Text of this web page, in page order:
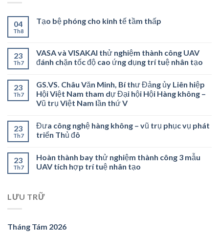
04
Th8
Tạo bệ phóng cho kinh tế tầm thấp
23
Th7
VASA và VISAKAI thử nghiệm thành công UAV
đánh chặn tốc độ cao ứng dụng trí tuệ nhân tạo
23
Th7
GS.VS. Châu Văn Minh, Bí thư Đảng ủy Liên hiệp
Hội Việt Nam tham dự Đại hội Hội Hàng không –
Vũ trụ Việt Nam lần thứ V
23
Th7
Đưa công nghệ hàng không – vũ trụ phục vụ phát
triển Thủ đô
23
Th7
Hoàn thành bay thử nghiệm thành công 3 mẫu
UAV tích hợp trí tuệ nhân tạo
LƯU TRỮ
Tháng Tám 2026